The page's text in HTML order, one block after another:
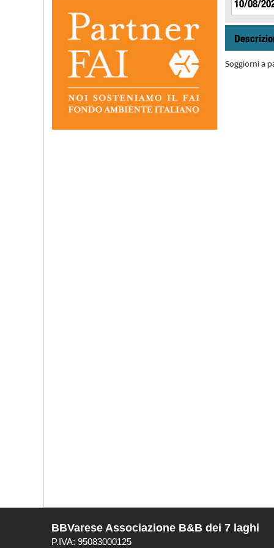
Soggiorni a
BBVarese Associazione B&B dei 7 laghi
P.IVA: 95083000125